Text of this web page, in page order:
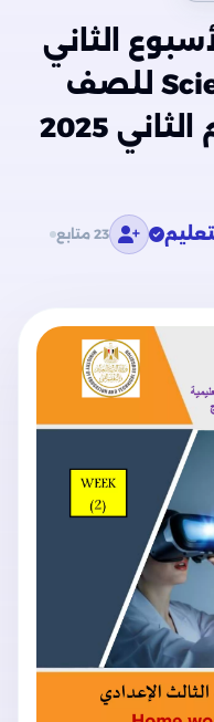
الثاني
مادة الساينس Science للصف
الثالث الاعدادي الترم الثاني 2025
23 متابع